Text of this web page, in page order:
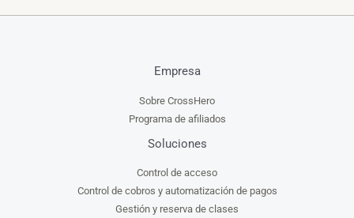
Empresa
Sobre CrossHero
Programa de afiliados
Soluciones
Control de acceso
Control de cobros y automatización de pagos
Gestión y reserva de clases